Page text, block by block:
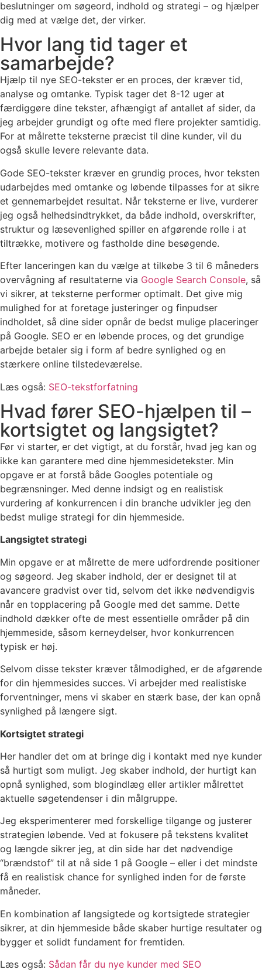
beslutninger om søgeord, indhold og strategi – og hjælper
dig med at vælge det, der virker.
Hvor lang tid tager et
samarbejde?
Hjælp til nye SEO-tekster er en proces, der kræver tid,
analyse og omtanke. Typisk tager det 8-12 uger at
færdiggøre dine tekster, afhængigt af antallet af sider, da
jeg arbejder grundigt og ofte med flere projekter samtidig.
For at målrette teksterne præcist til dine kunder, vil du
også skulle levere relevante data.
Gode SEO-tekster kræver en grundig proces, hvor teksten
udarbejdes med omtanke og løbende tilpasses for at sikre
et gennemarbejdet resultat. Når teksterne er live, vurderer
jeg også helhedsindtrykket, da både indhold, overskrifter,
struktur og læsevenlighed spiller en afgørende rolle i at
tiltrække, motivere og fastholde dine besøgende.
Efter lanceringen kan du vælge at tilkøbe 3 til 6 måneders
overvågning af resultaterne via Google Search Console, så
vi sikrer, at teksterne performer optimalt. Det give mig
mulighed for at foretage justeringer og finpudser
indholdet, så dine sider opnår de bedst mulige placeringer
på Google. SEO er en løbende proces, og det grundige
arbejde betaler sig i form af bedre synlighed og en
stærkere online tilstedeværelse.
Læs også: SEO-tekstforfatning
Hvad fører SEO-hjælpen til –
kortsigtet og langsigtet?
Før vi starter, er det vigtigt, at du forstår, hvad jeg kan og
ikke kan garantere med dine hjemmesidetekster. Min
opgave er at forstå både Googles potentiale og
begrænsninger. Med denne indsigt og en realistisk
vurdering af konkurrencen i din branche udvikler jeg den
bedst mulige strategi for din hjemmeside.
Langsigtet strategi
Min opgave er at målrette de mere udfordrende positioner
og søgeord. Jeg skaber indhold, der er designet til at
avancere gradvist over tid, selvom det ikke nødvendigvis
når en topplacering på Google med det samme. Dette
indhold dækker ofte de mest essentielle områder på din
hjemmeside, såsom kerneydelser, hvor konkurrencen
typisk er høj.
Selvom disse tekster kræver tålmodighed, er de afgørende
for din hjemmesides succes. Vi arbejder med realistiske
forventninger, mens vi skaber en stærk base, der kan opnå
synlighed på længere sigt.
Kortsigtet strategi
Her handler det om at bringe dig i kontakt med nye kunder
så hurtigt som muligt. Jeg skaber indhold, der hurtigt kan
opnå synlighed, som blogindlæg eller artikler målrettet
aktuelle søgetendenser i din målgruppe.
Jeg eksperimenterer med forskellige tilgange og justerer
strategien løbende. Ved at fokusere på tekstens kvalitet
og længde sikrer jeg, at din side har det nødvendige
“brændstof” til at nå side 1 på Google – eller i det mindste
få en realistisk chance for synlighed inden for de første
måneder.
En kombination af langsigtede og kortsigtede strategier
sikrer, at din hjemmeside både skaber hurtige resultater og
bygger et solidt fundament for fremtiden.
Læs også: Sådan får du nye kunder med SEO